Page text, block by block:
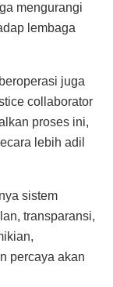
mengurangi
lembaga
juga
collaborator
proses ini,
lebih adil
sistem
transparansi,
percaya akan